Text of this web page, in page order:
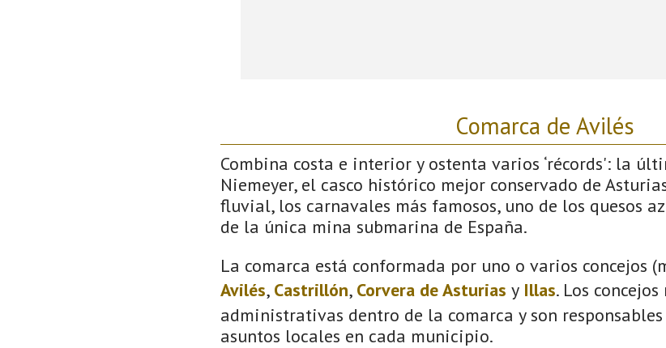
Comarca de Avilés
Combina costa e interior y ostenta varios ‘récords': la
Niemeyer, el casco histórico mejor conservado de
fluvial, los carnavales más famosos, uno de los quesos
de la única mina submarina de España.
La comarca está conformada por uno o varios concejos
Avilés, Castrillón, Corvera de Asturias y Illas. Los
administrativas dentro de la comarca y son
asuntos locales en cada municipio.